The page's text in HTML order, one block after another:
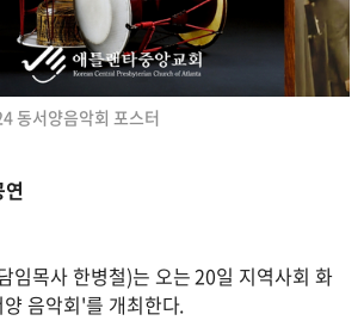
동서양음악회 포스터
임목사 한병철)는 오는 20일 지역사회 화
음악회'를 개최한다.